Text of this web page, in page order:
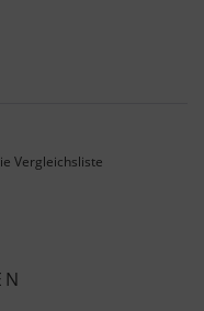
Vergleichsliste